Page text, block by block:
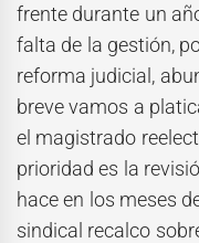
frente durante un
falta de la gestión,
reforma judicial,
breve vamos a
el magistrado
prioridad es la
hace en los meses
sindical recalco